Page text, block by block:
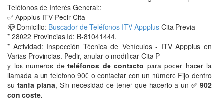
Teléfonos de Interés General::
✅ Appplus ITV Pedir Cita
📪 Domicilio: Buscador de Teléfonos ITV Appplus Cita Previa
* 28022 Provincias Id: B-81041444.
* Actividad: Inspección Técnica de Vehículos - ITV Appplus en
Varias Provincias. Pedir, anular o modificar Cita P
y los numeros de teléfonos de contacto para poder hacer la
llamada a un telefono 900 o contactar con un número Fijo dentro
su tarifa plana, Sin necesidad de tener que hacerlo a un ✅ 902
con coste.